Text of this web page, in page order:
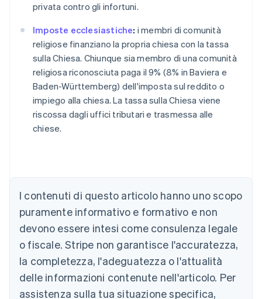
privata contro gli infortuni.
Imposte ecclesiastiche: i membri di comunità
religiose finanziano la propria chiesa con la tassa
sulla Chiesa. Chiunque sia membro di una comunità
religiosa riconosciuta paga il 9% (8% in Baviera e
Baden-Württemberg) dell'imposta sul reddito o
impiego alla chiesa. La tassa sulla Chiesa viene
riscossa dagli uffici tributari e trasmessa alle
chiese.
I contenuti di questo articolo hanno uno scopo
puramente informativo e formativo e non
devono essere intesi come consulenza legale
o fiscale. Stripe non garantisce l'accuratezza,
la completezza, l'adeguatezza o l'attualità
delle informazioni contenute nell'articolo. Per
assistenza sulla tua situazione specifica,
NederlandsFrançaisDeutschEnglish
Brasile
Bulgaria
English
Canada
English Français
Cina continentale
简体中文English